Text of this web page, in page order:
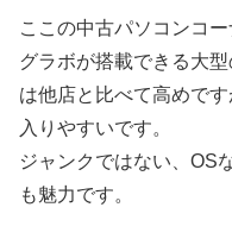
ここの中古パソコンコ
グラボが搭載できる大
は他店と比べて高めで
入りやすいです。
ジャンクではない、OS
も魅力です。